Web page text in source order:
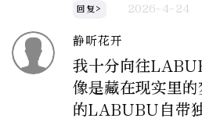
回复> 2026-4-24
静听花开
我十分向往
像是藏在现实里
的LABUBU自带